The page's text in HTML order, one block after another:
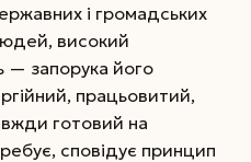
і громадських
високий
— запорука його
працьовитий,
готовий на
сповідує принцип